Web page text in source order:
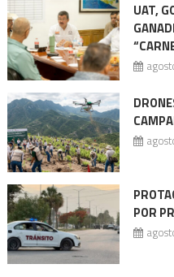
UAT,
POR